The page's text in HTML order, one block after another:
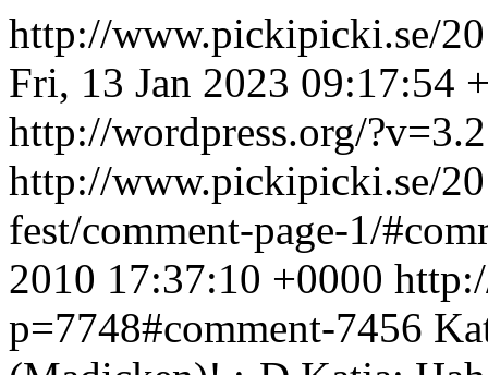
http://www.pickipicki.se/
Fri, 13 Jan 2023 09:17:54
http://wordpress.org/
http://www.pickipicki.se/
fest/comment-page-1/
2010 17:37:10 +0000
p=7748#comment-7456